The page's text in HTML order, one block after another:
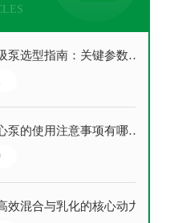
型指南：关键参数与场景匹配
的使用注意事项有哪些？
效混合与乳化的核心动力